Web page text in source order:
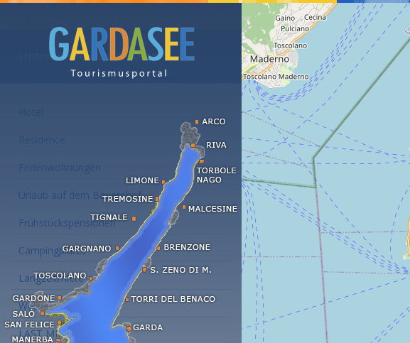
Unterkünfte am Gardasee
Ferienwohnungen
Urlaub auf dem Bauernhof
Frühstückspensionen
Campingplätze
Langzeitmiete
Wellness Hotel
LAST MINUTE